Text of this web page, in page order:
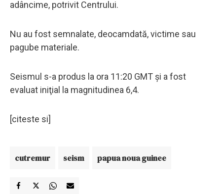
adâncime, potrivit Centrului.
Nu au fost semnalate, deocamdată, victime sau
pagube materiale.
Seismul s-a produs la ora 11:20 GMT şi a fost
evaluat iniţial la magnitudinea 6,4.
[citeste si]
cutremur seism papua noua guinee